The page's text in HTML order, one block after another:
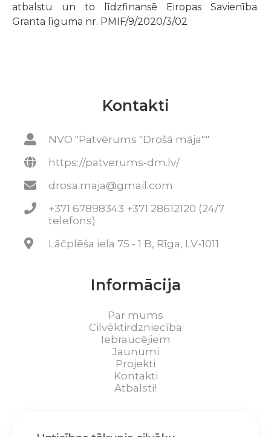
atbalstu un to līdzfinansē Eiropas Savienība.
Granta līguma nr. PMIF/9/2020/3/02
Kontakti
NVO "Patvērums "Drošā māja""
https://patverums-dm.lv/
drosa.maja@gmail.com
+371 67898343 +371 28612120 (24/7
telefons)
Lāčplēša iela 75 - 1 B, Rīga, LV-1011
Informācija
Par mums
Cilvēktirdzniecība
Iebraucējiem
Jaunumi
Projekti
Kontakti
Atbalsti!